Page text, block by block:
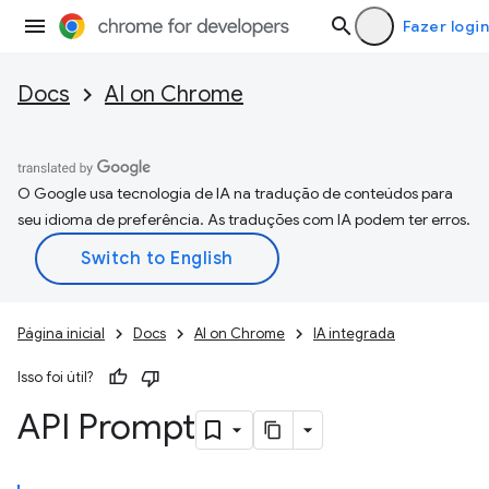
Fazer login
Docs AI on Chrome
O Google usa tecnologia de IA na tradução de conteúdos para
seu idioma de preferência. As traduções com IA podem ter erros.
Página inicial Docs AI on Chrome IA integrada
Isso foi útil?
API Prompt